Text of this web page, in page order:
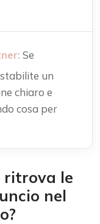
Se
un
chiaro e
cosa per
ritrova le
nel